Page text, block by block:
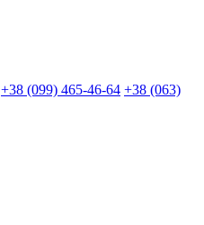
+38 (099) 465-46-64 +38 (063)